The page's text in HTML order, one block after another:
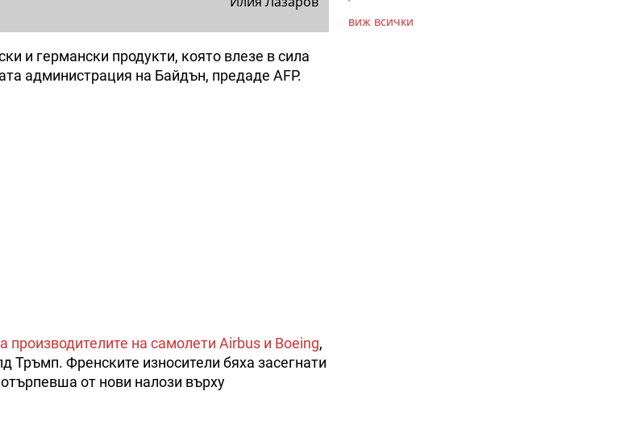
и германски продукти, която влезе в сила
администрация на Байдън, предаде AFP.
производителите на самолети Airbus и Boeing,
Тръмп. Френските износители бяха засегнати
от нови налози върху
виж всички